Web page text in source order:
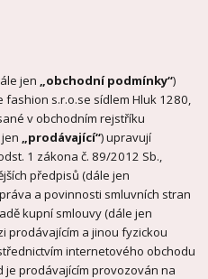
jen
„obchodní podmínky“)
s.r.o.se sídlem Hluk 1280,
v obchodním rejstříku
„prodávající“) upravují
1 zákona č. 89/2012 Sb.,
předpisů (dále jen
a povinnosti smluvních stran
kupní smlouvy (dále jen
prodávajícím a jinou fyzickou
internetového obchodu
prodávajícím provozován na